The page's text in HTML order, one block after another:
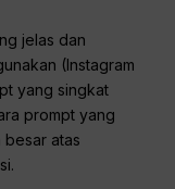
jelas dan
(Instagram
yang singkat
prompt yang
atas